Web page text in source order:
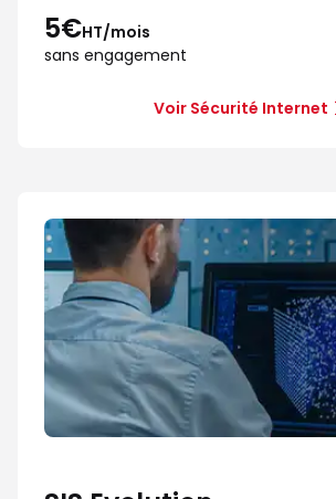
5€HT/mois
sans engagement
Voir Sécurité Internet